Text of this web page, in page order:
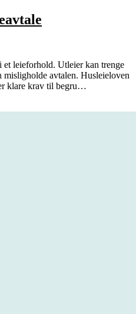
et leieforhold. Utleier kan trenge
avtalen. Husleieloven
klare krav til begru…